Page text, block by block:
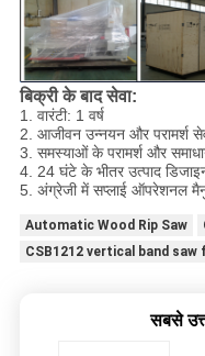
बिक्री के बाद सेवा:
1. वारंटी: 1 वर्ष
2. आजीवन उन्नयन और परामर्श
3. समस्याओं के परामर्श और
4. 24 घंटे के भीतर उत्पाद
5. अंग्रेजी में सप्लाई ऑपरेशनल
Automatic Wood Rip Saw
CSB1212 vertical band saw
सबसे